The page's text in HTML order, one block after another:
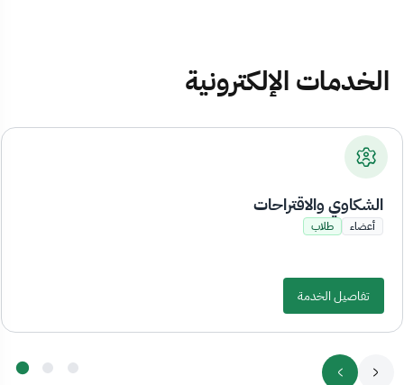
الخدمات الإلكترونية
الشكاوي والاقتراحات
أعضاء طلاب
تفاصيل الخدمة